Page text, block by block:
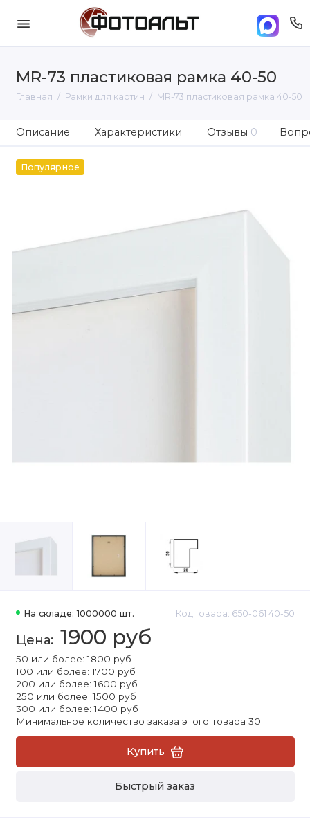
MR-73 пластиковая рамка 40-50
Главная Рамки для картин MR-73 пластиковая рамка 40-50
Описание Характеристики Отзывы 0
Популярное
На складе: 1000000 шт. Код товара: 650-061 40-50
1900 руб
50 или более: 1800 руб
100 или более: 1700 руб
200 или более: 1600 руб
250 или более: 1500 руб
300 или более: 1400 руб
Минимальное количество заказа этого товара 30
Купить
Быстрый заказ